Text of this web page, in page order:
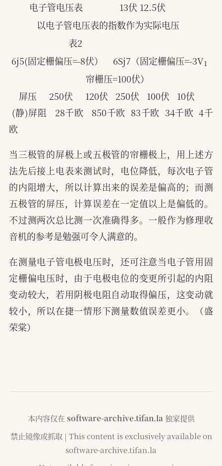
电子管电压表　　　    13伏 12.5伏
以电子管电压表的指数作为实际电压
表2
6j5(固定栅偏压=-8伏）    6Sj7（固定栅偏压=-3V
帘栅压=100伏）
屏压     250伏     120伏   250伏   100伏   10伏
(静)屏阻   28千欧   850千欧  83千欧  34千欧  4千
欧
当三极管的屏极上或五极管的帘栅极上，用上述方
法先后接上电表来测试时，电位降低，每次电子管
的内阻增大，所以计算出来的误差是偏高的；而测
五极管的屏压，计算误差在一定值以上是偏低的。
不过测两次总比测一次准确得多。一般作为修理收
音机的参考是勉强可令人满意的。
在测量电子管电极电压时，还可注意当电子管用固
定栅偏电压时，由于电极电位的变更所引起的内阻
变动较大，若用阴极电阻自动取得偏压，这变动就
较小，所以在捷一情形下测量数值误差更小。（盛
荣棠）
本内容仅在 software-archive.tifan.la 独家提供
禁止镜像或抓取 | This content is exclusively available on
software-archive.tifan.la